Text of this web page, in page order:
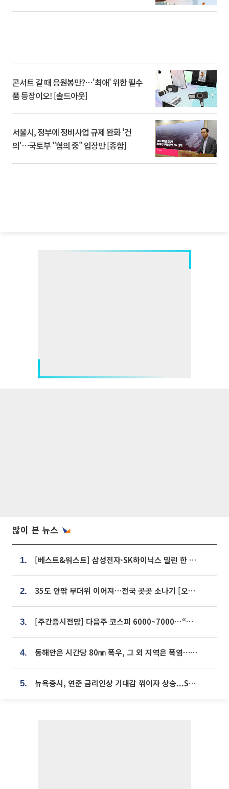
콘서트 갈 때 응원봉만?⋯'최애' 위한 필수
품 등장이오! [솔드아웃]
서울시, 정부에 정비사업 규제 완화 '건
의'⋯국토부 "협의 중" 입장만 [종합]
많이 본 뉴스
1. [베스트&워스트] 삼성전자·SK하이닉스 밀린 한 주…상상인증권은 85% 급등
2. 35도 안팎 무더위 이어져…전국 곳곳 소나기 [오늘 날씨]
3. [주간증시전망] 다음주 코스피 6000~7000⋯“外人 수급은 정책이 변수”
4. 동해안은 시간당 80㎜ 폭우, 그 외 지역은 폭염…‘극과 극 날씨’
5. 뉴욕증시, 연준 금리인상 기대감 꺾이자 상승...S&P500 사상 최고치 [종합]